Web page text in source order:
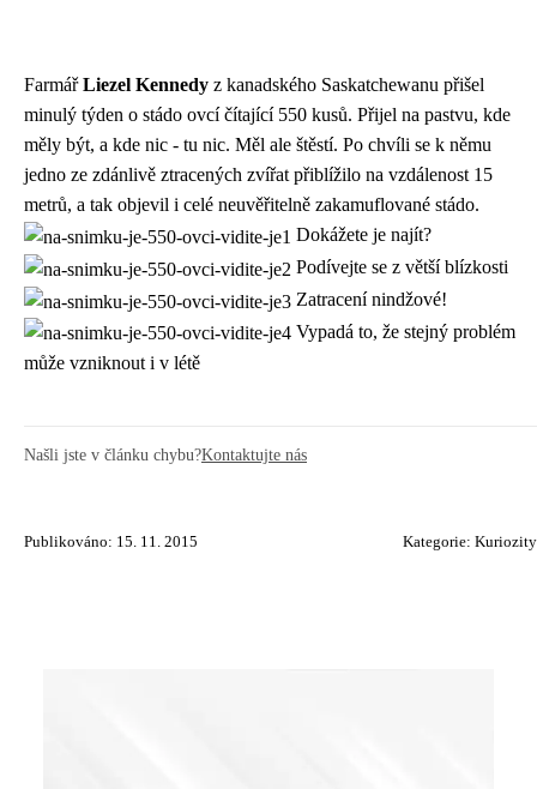
FarmářLiezel Kennedy z kanadského Saskatchewanu přišel
minulý týden o stádo ovcí čítající 550 kusů. Přijel na pastvu, kde
měly být, a kde nic - tu nic. Měl ale štěstí. Po chvíli se k němu
jedno ze zdánlivě ztracených zvířat přiblížilo na vzdálenost 15
metrů, a tak objevil i celé neuvěřitelně zakamuflované stádo.
Dokážete je najít?
Podívejte se z větší blízkosti
Zatracení nindžové!
Vypadá to, že stejný problém
může vzniknout i v létě
Našli jste v článku chybu?Kontaktujte nás
Publikováno: 15. 11. 2015 Kategorie: Kuriozity